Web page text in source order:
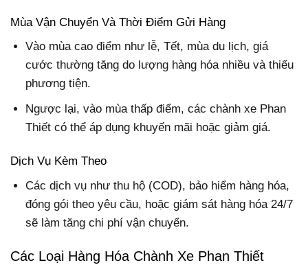
Mùa Vận Chuyển Và Thời Điểm Gửi Hàng
Vào mùa cao điểm như lễ, Tết, mùa du lịch, giá
cước thường tăng do lượng hàng hóa nhiều và thiếu
phương tiện.
Ngược lại, vào mùa thấp điểm, các chành xe Phan
Thiết có thể áp dụng khuyến mãi hoặc giảm giá.
Dịch Vụ Kèm Theo
Các dịch vụ như thu hộ (COD), bảo hiểm hàng hóa,
đóng gói theo yêu cầu, hoặc giám sát hàng hóa 24/7
sẽ làm tăng chi phí vận chuyển.
Các Loại Hàng Hóa Chành Xe Phan Thiết